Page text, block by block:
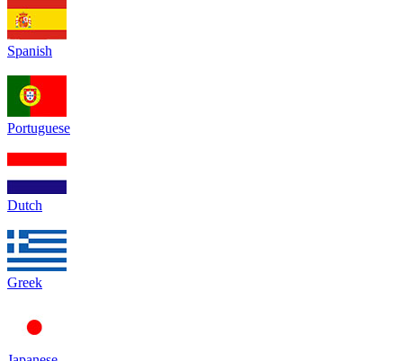
Spanish
Portuguese
Dutch
Greek